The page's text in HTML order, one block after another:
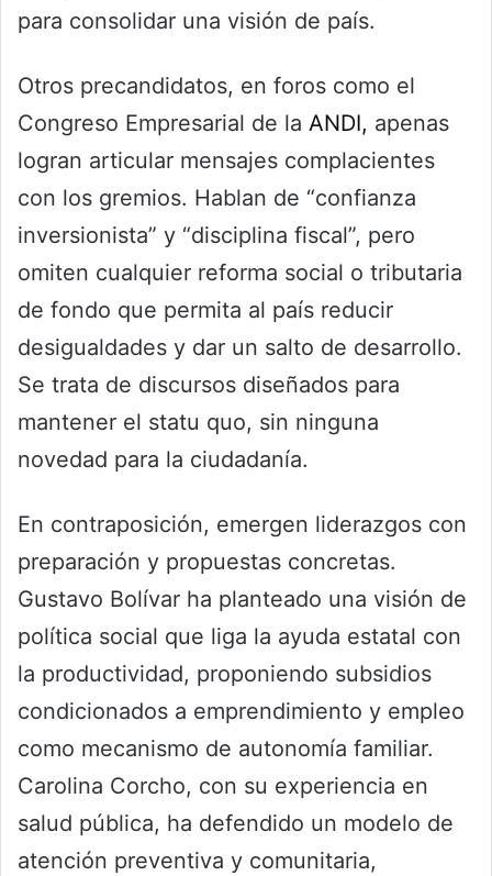
para consolidar una visión de país.
Otros precandidatos, en foros como el
Congreso Empresarial de la ANDI, apenas
logran articular mensajes complacientes
con los gremios. Hablan de “confianza
inversionista” y “disciplina fiscal”, pero
omiten cualquier reforma social o tributaria
de fondo que permita al país reducir
desigualdades y dar un salto de desarrollo.
Se trata de discursos diseñados para
mantener el statu quo, sin ninguna
novedad para la ciudadanía.
En contraposición, emergen liderazgos con
preparación y propuestas concretas.
Gustavo Bolívar ha planteado una visión de
política social que liga la ayuda estatal con
la productividad, proponiendo subsidios
condicionados a emprendimiento y empleo
como mecanismo de autonomía familiar.
Carolina Corcho, con su experiencia en
salud pública, ha defendido un modelo de
atención preventiva y comunitaria,